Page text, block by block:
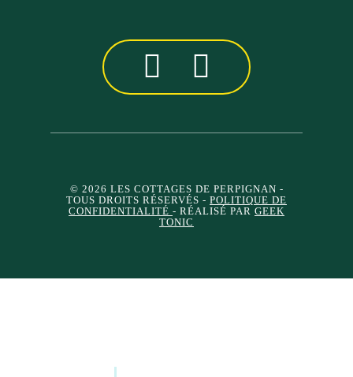
© 2026 LES COTTAGES DE PERPIGNAN -
TOUS DROITS RÉSERVÉS - POLITIQUE DE
CONFIDENTIALITÉ - RÉALISÉ PAR GEEK
TONIC